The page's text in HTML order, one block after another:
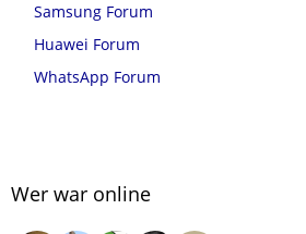
Samsung Forum
Huawei Forum
WhatsApp Forum
Wer war online